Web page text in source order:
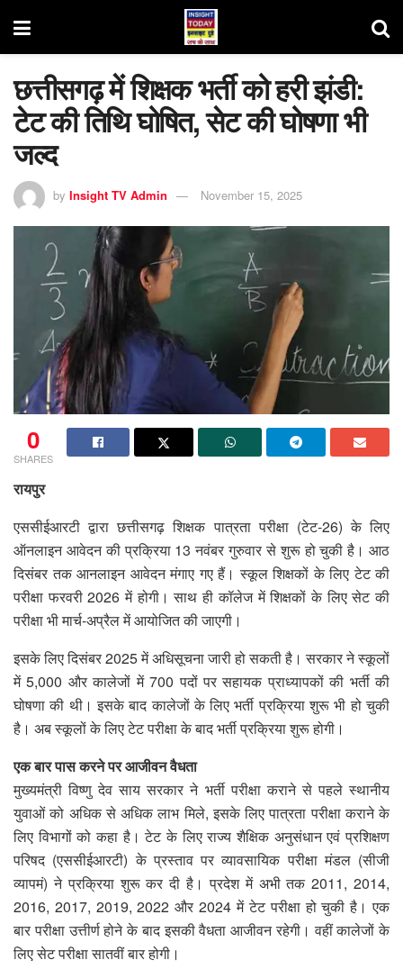
छत्तीसगढ़ में शिक्षक भर्ती को हरी झंडी:
टेट की तिथि घोषित, सेट की घोषणा भी
जल्द
by Insight TV Admin November 15, 2025
0
SHARES
रायपुर
एससीईआरटी द्वारा छत्तीसगढ़ शिक्षक पात्रता परीक्षा (टेट-26) के लिए
ऑनलाइन आवेदन की प्रक्रिया 13 नवंबर गुरुवार से शुरू हो चुकी है। आठ
दिसंबर तक आनलाइन आवेदन मंगाए गए हैं। स्कूल शिक्षकों के लिए टेट की
परीक्षा फरवरी 2026 में होगी। साथ ही कॉलेज में शिक्षकों के लिए सेट की
परीक्षा भी मार्च-अप्रैल में आयोजित की जाएगी।
इसके लिए दिसंबर 2025 में अधिसूचना जारी हो सकती है। सरकार ने स्कूलों
में 5,000 और कालेजों में 700 पदों पर सहायक प्राध्यापकों की भर्ती की
घोषणा की थी। इसके बाद कालेजों के लिए भर्ती प्रक्रिया शुरू भी हो चुकी
है। अब स्कूलों के लिए टेट परीक्षा के बाद भर्ती प्रक्रिया शुरू होगी।
एक बार पास करने पर आजीवन वैधता
मुख्यमंत्री विष्णु देव साय सरकार ने भर्ती परीक्षा कराने से पहले स्थानीय
युवाओं को अधिक से अधिक लाभ मिले, इसके लिए पात्रता परीक्षा कराने के
लिए विभागों को कहा है। टेट के लिए राज्य शैक्षिक अनुसंधान एवं प्रशिक्षण
परिषद (एससीईआरटी) के प्रस्ताव पर व्यावसायिक परीक्षा मंडल (सीजी
व्यापमं) ने प्रक्रिया शुरू कर दी है। प्रदेश में अभी तक 2011, 2014,
2016, 2017, 2019, 2022 और 2024 में टेट परीक्षा हो चुकी है। एक
बार परीक्षा उत्तीर्ण होने के बाद इसकी वैधता आजीवन रहेगी। वहीं कालेजों के
लिए सेट परीक्षा सातवीं बार होगी।